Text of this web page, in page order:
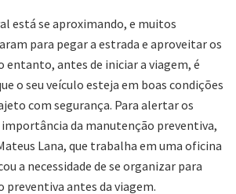
está se aproximando, e muitos
para pegar a estrada e aproveitar os
entanto, antes de iniciar a viagem, é
o seu veículo esteja em boas condições
com segurança. Para alertar os
da manutenção preventiva,
Lana, que trabalha em uma oficina
a necessidade de se organizar para
preventiva antes da viagem.